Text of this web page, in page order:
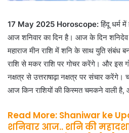
17 May 2025 Horoscope:हिंदू धर्म
आज शनिवार का दिन है। आज के दिन शनिदेव
महाराज मीन राशि में शनि के साथ युति
राशि से मकर राशि पर गोचर करेंगे। और इस
नक्षत्र से उत्तराषाढ़ा नक्षत्र पर संचार
आज किन राशियों की किस्मत चमकने वाली
Read More: Shaniwar ke
शनिवार आज.. शनि की